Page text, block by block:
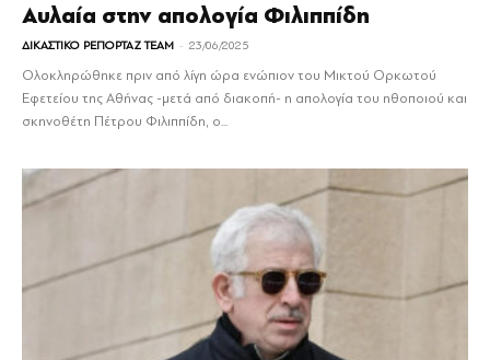
Αυλαία στην απολογία Φιλιππίδη
ΔΙΚΑΣΤΙΚΟ ΡΕΠΟΡΤΑΖ TEAM - 23/06/2025
Ολοκληρώθηκε πριν από λίγη ώρα ενώπιον του Μικτού Ορκωτού
Εφετείου της Αθήνας -μετά από διακοπή- η απολογία του ηθοποιού και
σκηνοθέτη Πέτρου Φιλιππίδη, ο...